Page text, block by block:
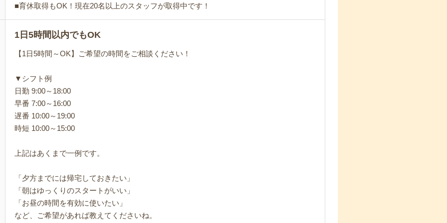
■育休取得もOK！現在20名以上のスタッフが取得中です！
1日5時間以内でもOK
【1日5時間～OK】ご希望の時間をご相談ください！
▼シフト例
日勤 9:00～18:00
早番 7:00～16:00
遅番 10:00～19:00
時短 10:00～15:00
上記はあくまで一例です。
「夕方までには帰宅しておきたい」
「朝はゆっくりのスタートがいい」
「お昼の時間を有効に使いたい」
など、ご希望があれば教えてくださいね。